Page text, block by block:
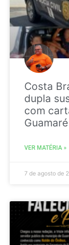
Costa
dupla
com
Guamaré
VER MATÉRIA »
7 de agosto de